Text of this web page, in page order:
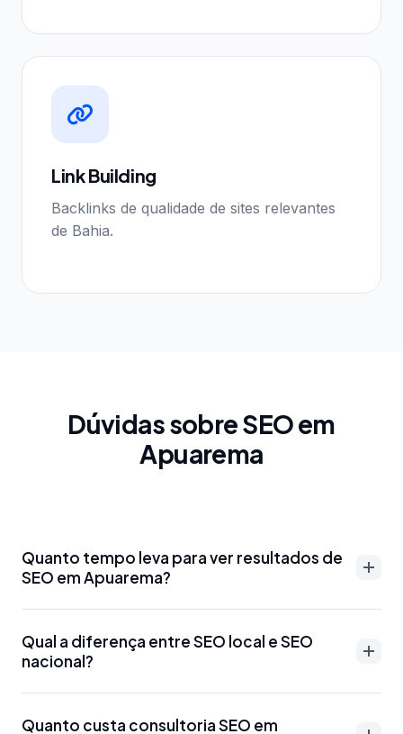
Link Building
Backlinks de qualidade de sites relevantes
de Bahia.
Dúvidas sobre SEO em
Apuarema
Quanto tempo leva para ver resultados de
SEO em Apuarema?
entre 3-6 meses para palavras-chave menos
competitivas. Para termos mais disputados como
'advogado Apuarema' ou 'dentista Apuarema', o
prazo pode ser de 6-12 meses. Otimizações técnicas
Qual a diferença entre SEO local e SEO
nacional?
buscas específicas da região, como 'SEO
Quanto custa consultoria SEO em